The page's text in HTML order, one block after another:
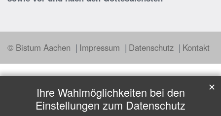
© Bistum Aachen Impressum Datenschutz Kontakt
Ihre Wahlmöglichkeiten bei den
Einstellungen zum Datenschutz
✕